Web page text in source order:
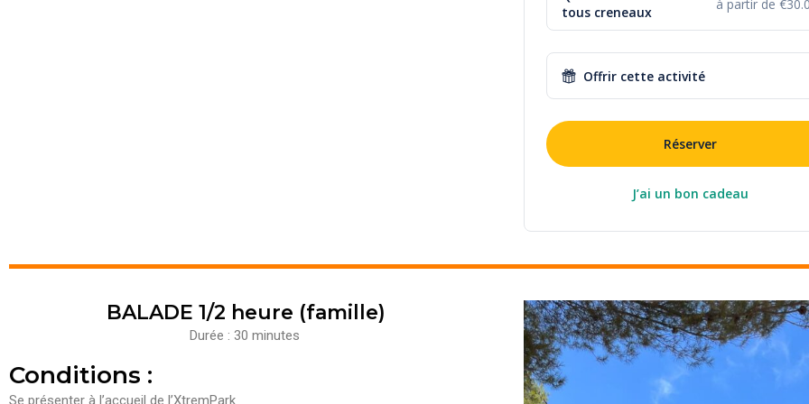
tous creneaux
à partir de
Offrir cette activité
Réserver
J’ai un bon cadeau
BALADE 1/2 heure (famille)
Durée : 30 minutes
Conditions :
Se présenter à l’accueil de l’XtremPark